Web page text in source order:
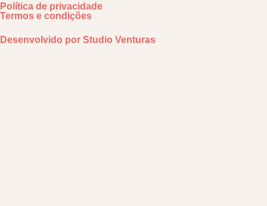
Política de privacidade
Termos e condições
Desenvolvido por Studio Venturas